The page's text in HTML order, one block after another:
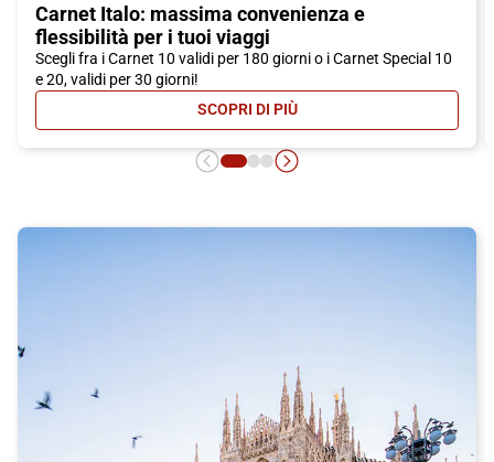
Carnet Italo: massima convenienza e
flessibilità per i tuoi viaggi
Scegli fra i Carnet 10 validi per 180 giorni o i Carnet Special 10
e 20, validi per 30 giorni!
SCOPRI DI PIÙ- CARNET ITALO: MASSIMA